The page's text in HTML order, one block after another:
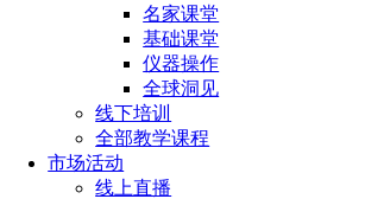
名家课堂
基础课堂
仪器操作
全球洞见
线下培训
全部教学课程
市场活动
线上直播